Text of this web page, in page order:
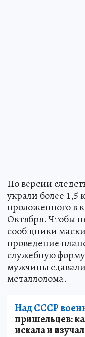
По версии
украли более 1,5
проложенного в
Октября. Чтобы
сообщники
проведение
служебную
мужчины
металлолома.
Над СССР
пришельцев:
искала и